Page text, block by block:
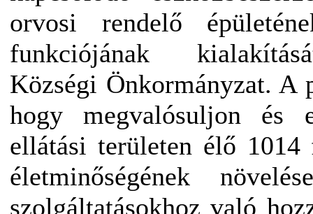
orvosi rendelő
funkciójának
Községi Önkormányzat. A
hogy megvalósuljon és
ellátási területen élő 1014
életminőségének
szolgáltatásokhoz való